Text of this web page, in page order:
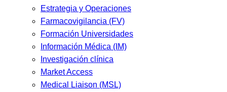
Estrategia y Operaciones
Farmacovigilancia (FV)
Formación Universidades
Información Médica (IM)
Investigación clínica
Market Access
Medical Liaison (MSL)